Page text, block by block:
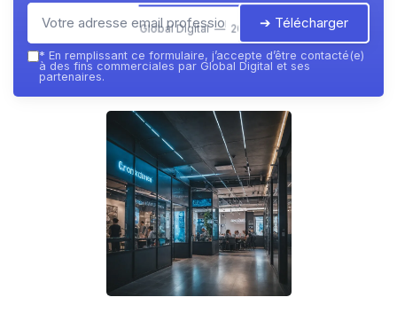
Global Digital — 2026 ➔ Télécharger
* En remplissant ce formulaire, j’accepte d’être contacté(e)
à des fins commerciales par Global Digital et ses
partenaires.